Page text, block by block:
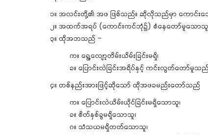
၁။ အလင်းတို့၏ အဖ ဖြစ်သည်။ ဆိုလိုသည်မှာ ကောင်းသ
၂။ အထက်အရပ် (ကောင်းကင်ဘုံ၌) စံနေတော်မူသောသူ
၃။ ထိုအဘသည် –
က။ ရွေ့လျော့တိမ်းယိမ်းခြင်းမရှိ၊
ခ။ ပြောင်းလဲခြင်းအရိပ်နှင့် ကင်းလွတ်တော်မူသည်
၄။ တစ်နည်းအားဖြင့်ဆိုသော် ထိုအဖခမည်းတော်သည်
က။ ပြောင်းလဲယိမ်းယိုင်ခြင်းမရှိသောသူ၊
ခ။ စိတ်နှစ်ခွမရှိသောသူ၊
ဂ။ သံသယမရှိတတ်သောသူ၊